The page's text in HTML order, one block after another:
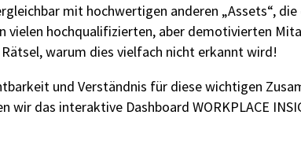
mit hochwertigen anderen „Assets“,
vielen hochqualifizierten, aber demotivierten
warum dies vielfach nicht erkannt wird!
und Verständnis für diesewichtigen
wir das interaktive Dashboard WORKPLACE